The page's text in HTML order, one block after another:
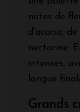
notes de
d'acacia,
nectarine.
intenses,
longue
Grands